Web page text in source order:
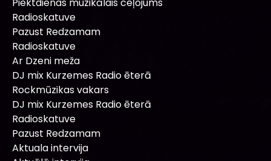
Radioskatuve
Pazust Redzamam
Radioskatuve
Ar Dzeni meža
DJ mix Kurzemes Radio ēterā
Rockmūzikas vakars
DJ mix Kurzemes Radio ēterā
Radioskatuve
Pazust Redzamam
Aktuala intervija